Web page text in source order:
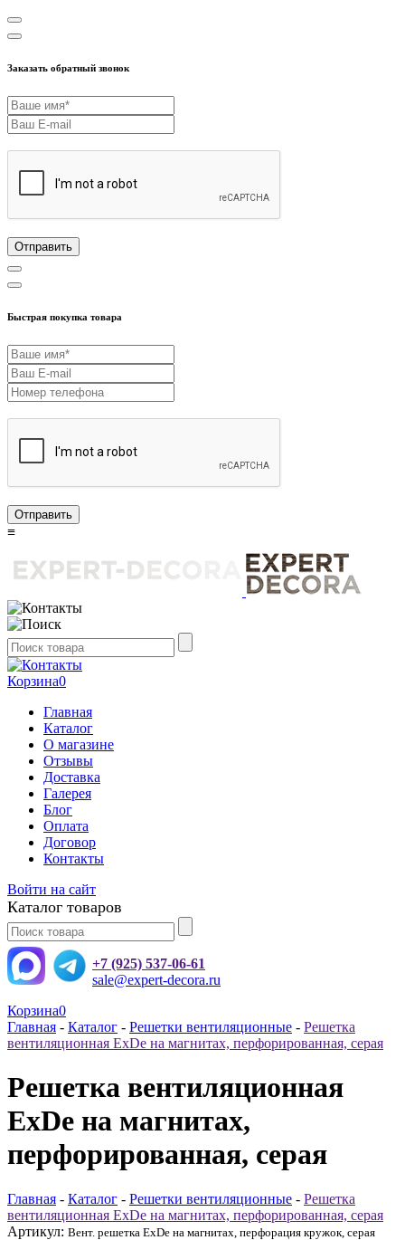
Заказать обратный звонок
Отправить
Быстрая покупка товара
Отправить
≡
Корзина0
Главная
Каталог
О магазине
Отзывы
Доставка
Галерея
Блог
Оплата
Договор
Контакты
Войти на сайт
Каталог товаров
+7 (925) 537-06-61
sale@expert-decora.ru
Корзина0
Главная - Каталог - Решетки вентиляционные - Решетка
вентиляционная ExDe на магнитах, перфорированная, серая
Решетка вентиляционная
ExDe на магнитах,
перфорированная, серая
Главная - Каталог - Решетки вентиляционные - Решетка
вентиляционная ExDe на магнитах, перфорированная, серая
Артикул: Вент. решетка ExDe на магнитах, перфорация кружок, серая